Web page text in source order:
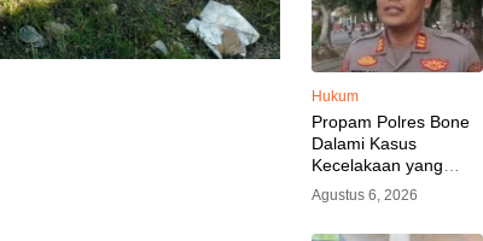
Hukum
Propam Polres Bone
Dalami Kasus
Kecelakaan yang
Libatkan Oknum
Polisi, Pelaku Sudah
Diamankan
Agustus 6, 2026